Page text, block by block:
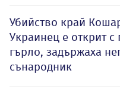
Убийство край
Украинец е открит с
гърло, задържаха
сънародник